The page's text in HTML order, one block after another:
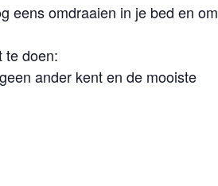
eens omdraaien in je bed en om
te doen:
ander kent en de mooiste